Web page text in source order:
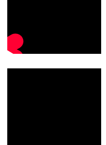
0/5(0 Reviews)